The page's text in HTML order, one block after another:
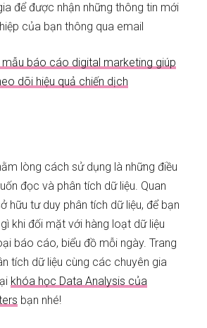
để được nhận những thông tin mới
của bạn thông qua email
mẫu báo cáo digital marketing giúp
dõi hiệu quả chiến dịch
lòng cách sử dụng là những điều
đọc và phân tích dữ liệu. Quan
hữu tư duy phân tích dữ liệu, để bạn
khi đối mặt với hàng loạt dữ liệu
báo cáo, biểu đồ mỗi ngày. Trang
tích dữ liệu cùng các chuyên gia
khóa học Data Analysis của
bạn nhé!